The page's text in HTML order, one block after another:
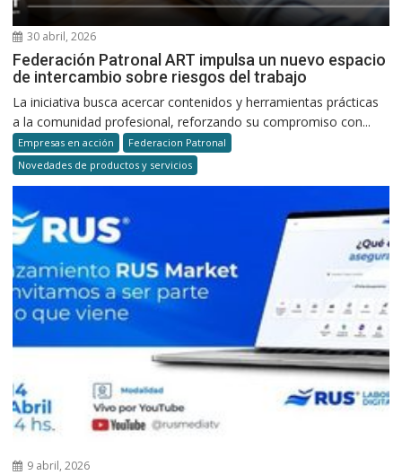
30 abril, 2026
Federación Patronal ART impulsa un nuevo espacio
de intercambio sobre riesgos del trabajo
La iniciativa busca acercar contenidos y herramientas prácticas
a la comunidad profesional, reforzando su compromiso con...
Empresas en acción
Federacion Patronal
Novedades de productos y servicios
9 abril, 2026